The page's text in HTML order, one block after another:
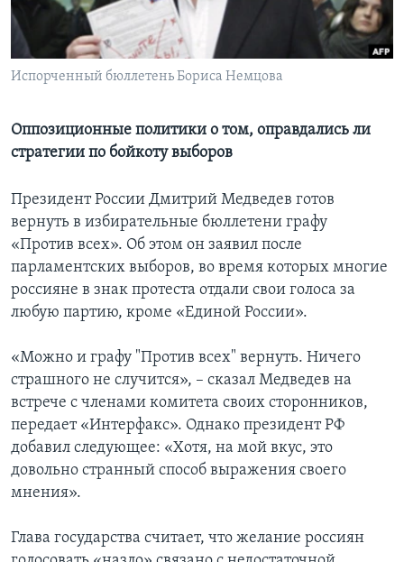
Learning English
СОЦИАЛЬНЫЕ СЕТИ
Испорченный бюллетень Бориса Немцова
Оппозиционные политики о том, оправдались ли
стратегии по бойкоту выборов
Президент России Дмитрий Медведев готов
вернуть в избирательные бюллетени графу
«Против всех». Об этом он заявил после
парламентских выборов, во время которых многие
россияне в знак протеста отдали свои голоса за
любую партию, кроме «Единой России».
«Можно и графу "Против всех" вернуть. Ничего
страшного не случится», – сказал Медведев на
встрече с членами комитета своих сторонников,
передает «Интерфакс». Однако президент РФ
добавил следующее: «Хотя, на мой вкус, это
довольно странный способ выражения своего
мнения».
Глава государства считает, что желание россиян